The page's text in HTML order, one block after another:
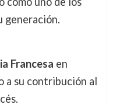
generación.
Francesa en
a su contribución al